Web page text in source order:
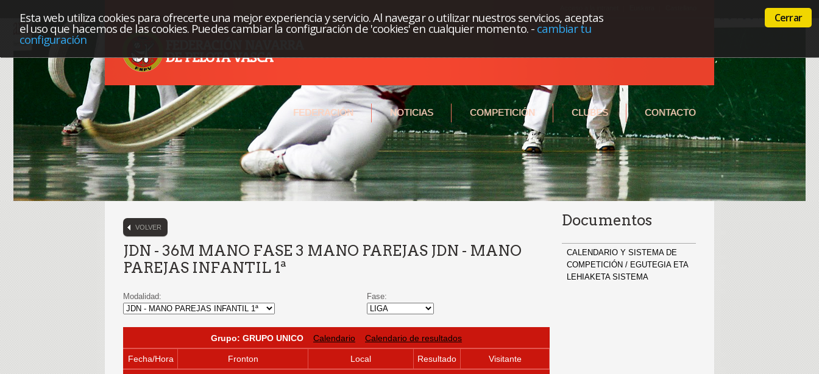
Esta web utiliza cookies para ofrecerte una mejor experiencia y servicio. Al navegar o utilizar nuestros servicios, aceptas
el uso que hacemos de las cookies. Puedes cambiar la configuración de 'cookies' en cualquier momento.- cambiar tu
configuración
Cerrar
FEDERACIÓN NOTICIAS COMPETICIÓN CLUBES CONTACTO
VOLVER
JDN - 36M MANO FASE 3 MANO PAREJAS JDN - MANO
PAREJAS INFANTIL 1ª
Modalidad: Fase:
Grupo: GRUPO UNICO Calendario Calendario de resultados
Fecha/Hora Fronton Local Resultado Visitante
Documentos
CALENDARIO Y SISTEMA DE
COMPETICIÓN / EGUTEGIA ETA
LEHIAKETA SISTEMA